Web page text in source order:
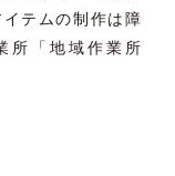
テムの制作は障
所「地域作業所